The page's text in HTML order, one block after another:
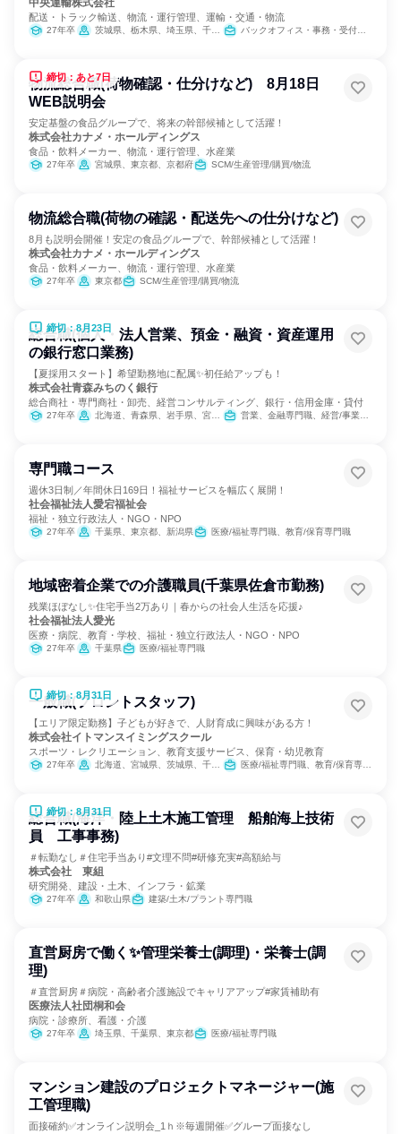
中央運輸株式会社
配送・トラック輸送、物流・運行管理、運輸・交通・物流
27年卒 茨城県、栃木県、埼玉県、千葉県、東京都、神奈川県 バックオフィス・事務・受付、営業、SCM/生産管理/購買/物流、経営/事業企画
締切：あと7日
物流総合職(荷物確認・仕分けなど) 8月18日
WEB説明会
安定基盤の食品グループで、将来の幹部候補として活躍！
株式会社カナメ・ホールディングス
食品・飲料メーカー、物流・運行管理、水産業
27年卒 宮城県、東京都、京都府 SCM/生産管理/購買/物流
物流総合職(荷物の確認・配送先への仕分けなど)
8月も説明会開催！安定の食品グループで、幹部候補として活躍！
株式会社カナメ・ホールディングス
食品・飲料メーカー、物流・運行管理、水産業
27年卒 東京都 SCM/生産管理/購買/物流
締切：8月23日
総合職(個人・法人営業、預金・融資・資産運用
の銀行窓口業務)
【夏採用スタート】希望勤務地に配属✨初任給アップも！
株式会社青森みちのく銀行
総合商社・専門商社・卸売、経営コンサルティング、銀行・信用金庫・貸付
27年卒 北海道、青森県、岩手県、宮城県、秋田県 営業、金融専門職、経営/事業企画
専門職コース
週休3日制／年間休日169日！福祉サービスを幅広く展開！
社会福祉法人愛宕福祉会
福祉・独立行政法人・NGO・NPO
27年卒 千葉県、東京都、新潟県 医療/福祉専門職、教育/保育専門職
地域密着企業での介護職員(千葉県佐倉市勤務)
残業ほぼなし✨住宅手当2万あり｜春からの社会人生活を応援♪
社会福祉法人愛光
医療・病院、教育・学校、福祉・独立行政法人・NGO・NPO
27年卒 千葉県 医療/福祉専門職
締切：8月31日
一般職(フロントスタッフ)
【エリア限定勤務】子どもが好きで、人財育成に興味がある方！
株式会社イトマンスイミングスクール
スポーツ・レクリエーション、教育支援サービス、保育・幼児教育
27年卒 北海道、宮城県、茨城県、千葉県、東京都、神奈川県、静岡県、愛知県、三重県、京都府、大阪府、兵庫県、奈良県、福岡県 医療/福祉専門職、教育/保育専門職
締切：8月31日
総合職(海洋・陸上土木施工管理 船舶海上技術
員 工事事務)
＃転勤なし＃住宅手当あり#文理不問#研修充実#高額給与
株式会社 東組
研究開発、建設・土木、インフラ・鉱業
27年卒 和歌山県 建築/土木/プラント専門職
直営厨房で働く✨管理栄養士(調理)・栄養士(調
理)
＃直営厨房＃病院・高齢者介護施設でキャリアアップ#家賃補助有
医療法人社団桐和会
病院・診療所、看護・介護
27年卒 埼玉県、千葉県、東京都 医療/福祉専門職
マンション建設のプロジェクトマネージャー(施
工管理職)
面接確約✅オンライン説明会_1ｈ※毎週開催✅グループ面接なし